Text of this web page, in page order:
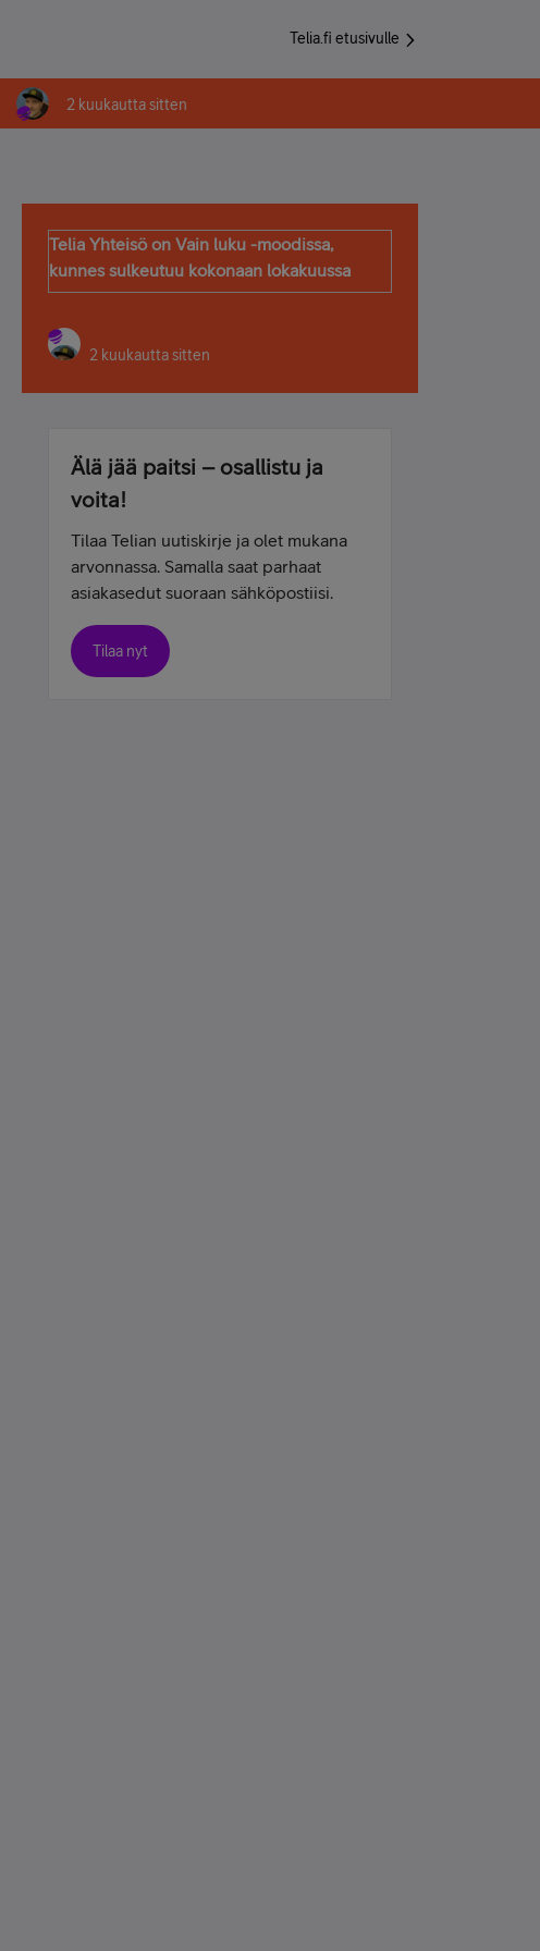
Telia.fi etusivulle
2 kuukautta sitten
Telia Yhteisö on Vain luku -moodissa,
kunnes sulkeutuu kokonaan lokakuussa
2 kuukautta sitten
Älä jää paitsi – osallistu ja
voita!
Tilaa Telian uutiskirje ja olet mukana
arvonnassa. Samalla saat parhaat
asiakasedut suoraan sähköpostiisi.
Tilaa nyt